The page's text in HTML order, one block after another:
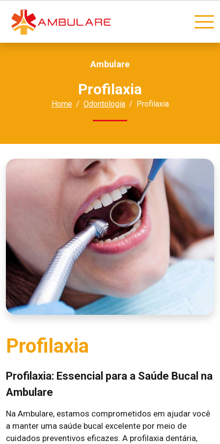
Ambulare
Profilaxia
Home Odontologia Profilaxia
Profilaxia
Profilaxia: Essencial para a Saúde Bucal na
Ambulare
Na Ambulare, estamos comprometidos em ajudar você
a manter uma saúde bucal excelente por meio de
cuidados preventivos eficazes. A profilaxia dentária,